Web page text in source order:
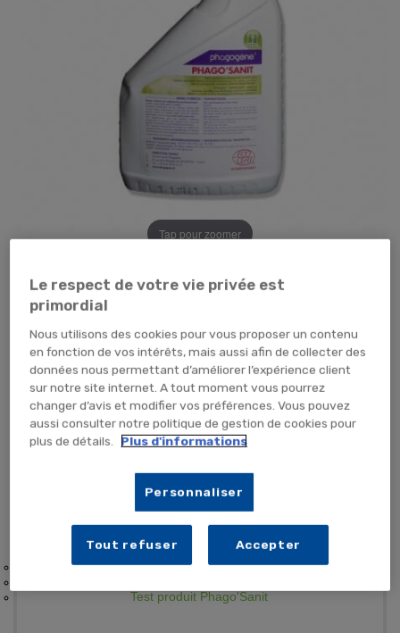
Tap pour zoomer
11,40 €TTC9,50 € HT
TEMPORAIREMENT EN RUPTURE
Désinfection à large spectre
Test produit Phago'Sanit
Le respect de votre vie privée est
primordial
Nous utilisons des cookies pour vous proposer un contenu
en fonction de vos intérêts, mais aussi afin de collecter des
données nous permettant d’améliorer l’expérience client
sur notre site internet. A tout moment vous pourrez
changer d’avis et modifier vos préférences. Vous pouvez
aussi consulter notre politique de gestion de cookies pour
plus de détails.
Plus d'informations
Personnaliser
Tout refuser Accepter